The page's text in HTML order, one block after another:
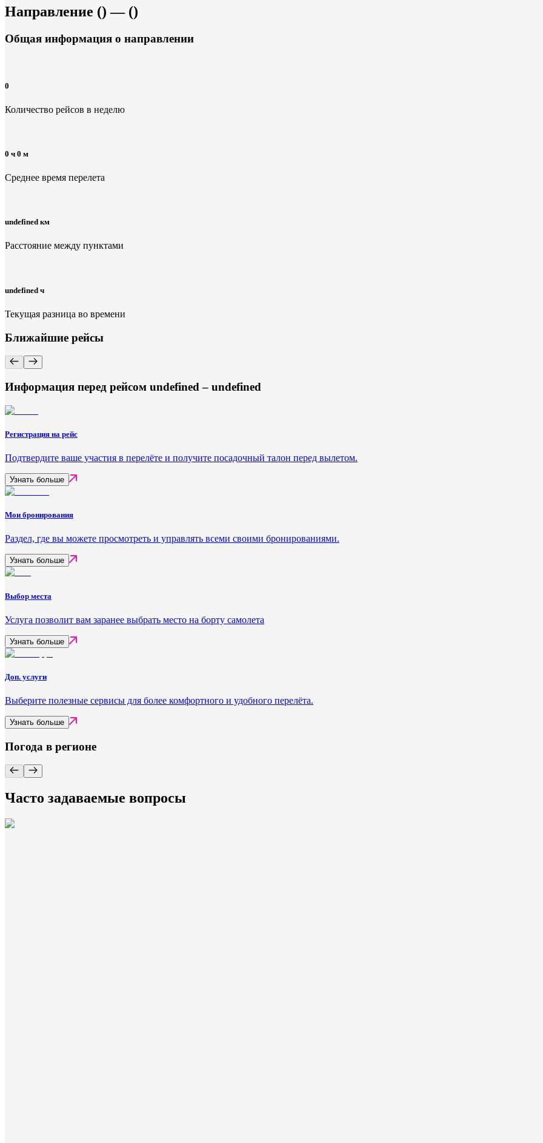
Направление () — ()
Общая информация о направлении
0
Количество рейсов в неделю
0 ч 0 м
Среднее время перелета
undefined км
Расстояние между пунктами
undefined ч
Текущая разница во времени
Ближайшие рейсы
Информация перед рейсом undefined – undefined
Регистрация на рейс
Подтвердите ваше участия в перелёте и получите посадочный талон перед вылетом.
Узнать больше
Мои бронирования
Раздел, где вы можете просмотреть и управлять всеми своими бронированиями.
Узнать больше
Выбор места
Услуга позволит вам заранее выбрать место на борту самолета
Узнать больше
Доп. услуги
Выберите полезные сервисы для более комфортного и удобного перелёта.
Узнать больше
Погода в регионе
Часто задаваемые вопросы